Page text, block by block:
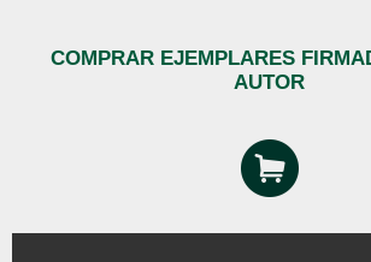
COMPRAR EJEMPLARES
AUTOR